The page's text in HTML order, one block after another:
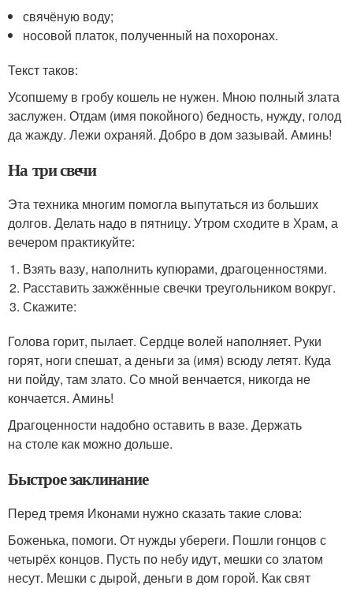
свячёную воду;
носовой платок, полученный на похоронах.
Текст таков:
Усопшему в гробу кошель не нужен. Мною полный злата
заслужен. Отдам (имя покойного) бедность, нужду, голод
да жажду. Лежи охраняй. Добро в дом зазывай. Аминь!
На три свечи
Эта техника многим помогла выпутаться из больших
долгов. Делать надо в пятницу. Утром сходите в Храм, а
вечером практикуйте:
Взять вазу, наполнить купюрами, драгоценностями.
Расставить зажжённые свечки треугольником вокруг.
Скажите:
Голова горит, пылает. Сердце волей наполняет. Руки
горят, ноги спешат, а деньги за (имя) всюду летят. Куда
ни пойду, там злато. Со мной венчается, никогда не
кончается. Аминь!
Драгоценности надобно оставить в вазе. Держать
на столе как можно дольше.
Быстрое заклинание
Перед тремя Иконами нужно сказать такие слова:
Боженька, помоги. От нужды убереги. Пошли гонцов с
четырёх концов. Пусть по небу идут, мешки со златом
несут. Мешки с дырой, деньги в дом горой. Как свят